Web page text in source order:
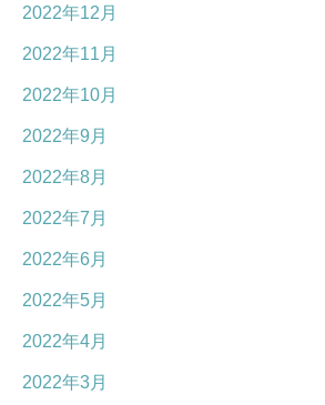
2022年12月
2022年11月
2022年10月
2022年9月
2022年8月
2022年7月
2022年6月
2022年5月
2022年4月
2022年3月